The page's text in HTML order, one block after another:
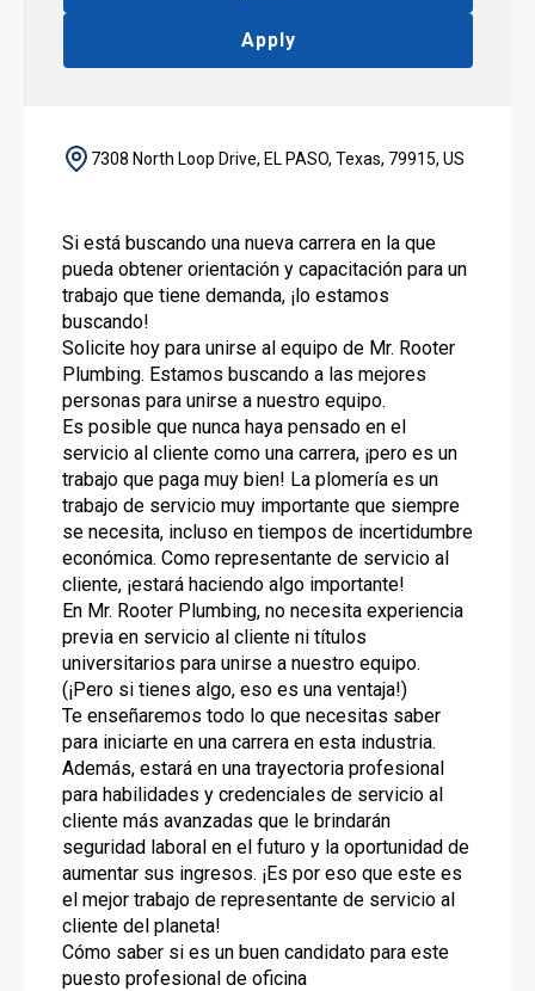
Apply
7308 North Loop Drive, EL PASO, Texas, 79915, US
Si está buscando una nueva carrera en la que
pueda obtener orientación y capacitación para un
trabajo que tiene demanda, ¡lo estamos
buscando!
Solicite hoy para unirse al equipo de Mr. Rooter
Plumbing. Estamos buscando a las mejores
personas para unirse a nuestro equipo.
Es posible que nunca haya pensado en el
servicio al cliente como una carrera, ¡pero es un
trabajo que paga muy bien! La plomería es un
trabajo de servicio muy importante que siempre
se necesita, incluso en tiempos de incertidumbre
económica. Como representante de servicio al
cliente, ¡estará haciendo algo importante!
En Mr. Rooter Plumbing, no necesita experiencia
previa en servicio al cliente ni títulos
universitarios para unirse a nuestro equipo.
(¡Pero si tienes algo, eso es una ventaja!)
Te enseñaremos todo lo que necesitas saber
para iniciarte en una carrera en esta industria.
Además, estará en una trayectoria profesional
para habilidades y credenciales de servicio al
cliente más avanzadas que le brindarán
seguridad laboral en el futuro y la oportunidad de
aumentar sus ingresos. ¡Es por eso que este es
el mejor trabajo de representante de servicio al
cliente del planeta!
Cómo saber si es un buen candidato para este
puesto profesional de oficina